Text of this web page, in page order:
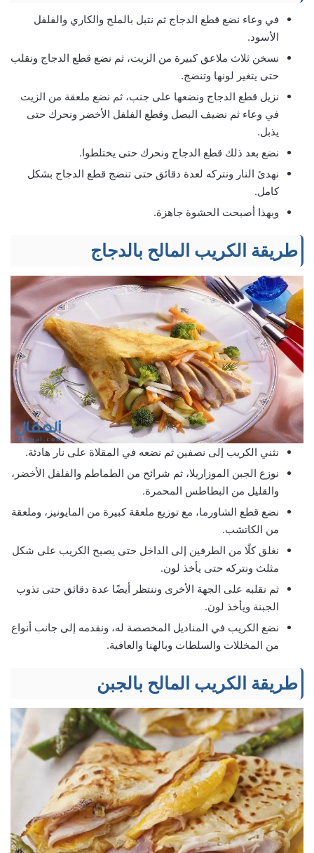
في وعاء نضع قطع الدجاج ثم نتبل بالملح والكاري والفلفل
الأسود.
نسخن ثلاث ملاعق كبيرة من الزيت، ثم نضع قطع الدجاج ونقلب
حتى يتغير لونها وتنضج.
نزيل قطع الدجاج ونضعها على جنب، ثم نضع ملعقة من الزيت
في وعاء ثم نضيف البصل وقطع الفلفل الأخضر ونحرك حتى
يذبل.
نضع بعد ذلك قطع الدجاج ونحرك حتى يختلطوا.
نهدئ النار ونتركه لعدة دقائق حتى تنضج قطع الدجاج بشكل
كامل.
وبهذا أصبحت الحشوة جاهزة.
طریقة الكریب المالح بالدجاج
نثني الكريب إلى نصفين ثم نضعه في المقلاة على نار هادئة.
نوزع الجبن الموزاريلا، ثم شرائح من الطماطم والفلفل الأخضر،
والقليل من البطاطس المحمرة.
نضع قطع الشاورما، مع توزيع ملعقة كبيرة من المايونيز، وملعقة
من الكاتشب.
نغلق كلًا من الطرفين إلى الداخل حتى يصبح الكريب على شكل
مثلث ونتركه حتى يأخذ لون.
ثم نقلبه على الجهة الأخرى وننتظر أيضًا عدة دقائق حتى تذوب
الجبنة ويأخذ لون.
نضع الكريب في المناديل المخصصة له، ونقدمه إلى جانب أنواع
من المخللات والسلطات وبالهنا والعافية.
طریقة الكریب المالح بالجبن